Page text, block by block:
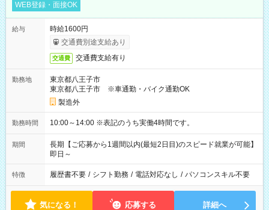
WEB登録・面接OK
給与
時給1600円
交通費別途支給あり
交通費 交通費支給有り
勤務地
東京都八王子市
東京都八王子市 ※車通勤・バイク通勤OK
製造外
勤務時間 10:00～14:00 ※表記のうち実働4時間です。
期間
長期【ご応募から1週間以内(最短2日目)のスピード就業が可能】
即日～
特徴 履歴書不要 / シフト勤務 / 電話対応なし / パソコンスキル不要
気になる！ 応募する 詳細へ